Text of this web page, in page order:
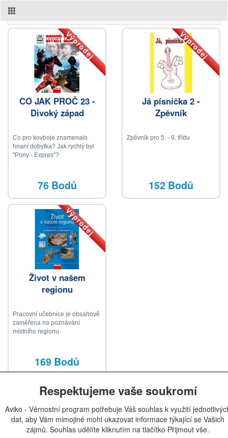
Výprodej
CO JAK PROČ 23 -
Divoký západ
Co pro kovboje znamenalo
hnaní dobytka? Jak rychlý byl
"Pony - Expres"?
76 Bodů
Výprodej
Já písnička 2 -
Zpěvník
Zpěvník pro 5. - 9. třídu
152 Bodů
Výprodej
Život v našem
regionu
Pracovní učebnice je obsahově
zaměřena na poznávání
místního regionu
169 Bodů
Respektujeme vaše soukromí
Aviko - Věrnostní program potřebuje Váš souhlas k využití
dat, aby Vám mimojiné mohl ukazovat informace týkající se Vašich
zájmů. Souhlas udělíte kliknutím na tlačítko Přijmout vše.